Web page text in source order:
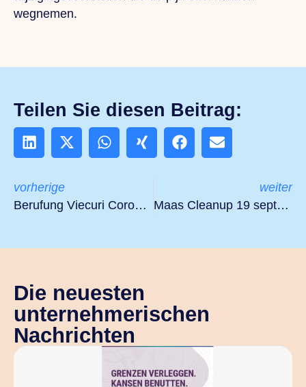
wegnemen.
Teilen Sie diesen Beitrag:
vorherige
Berufung Viecuri Corona-Fonds
weiter
Maas Cleanup 19 september: ‘Clean rivers, better business’
Die neuesten
unternehmerischen
Nachrichten